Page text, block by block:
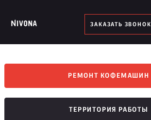
ЗАКАЗАТЬ ЗВОНОК
РЕМОНТ КОФЕМАШИН
ТЕРРИТОРИЯ РАБОТЫ